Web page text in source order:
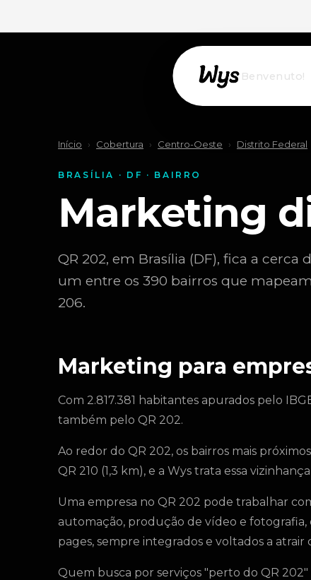
Willkommen!
Início › Cobertura › Centro-Oeste › Distrito Federal
BRASÍLIA · DF · BAIRRO
Marketing
QR 202, em Brasília (DF), fica a cerca
um entre os 390 bairros que
206.
Marketing para
Com 2.817.381 habitantes apurados pelo
também pelo QR 202.
Ao redor do QR 202, os bairros mais
QR 210 (1,3 km), e a Wys trata essa
Uma empresa no QR 202 pode trabalhar
automação, produção de vídeo e fotografia,
pages, sempre integrados e voltados a atrair
Quem busca por serviços "perto do QR